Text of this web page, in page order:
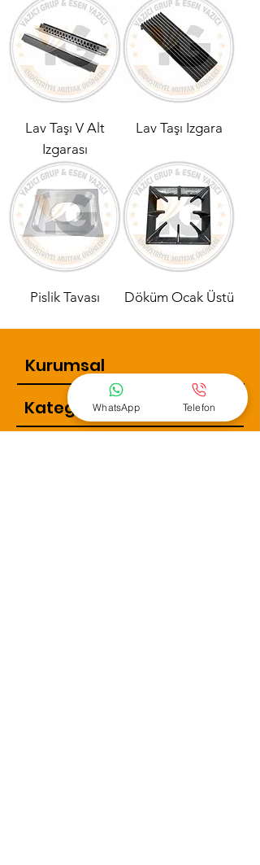
Lav Taşı V Alt
Izgarası
Lav Taşı Izgara
Pislik Tavası Döküm Ocak Üstü
Kurumsal
Kategoriler
WhatsApp Telefon